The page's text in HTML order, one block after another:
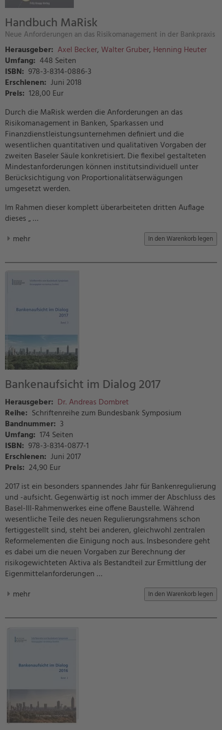
Handbuch MaRisk
Neue Anforderungen an das Risikomanagement in der Bankpraxis
Herausgeber: Axel Becker, Walter Gruber, Henning Heuter
Umfang: 448 Seiten
ISBN: 978-3-8314-0886-3
Erschienen: Juni 2018
Preis: 128,00 Eur
Durch die MaRisk werden die Anforderungen an das
Risikomanagement in Banken, Sparkassen und
Finanzdienstleistungsunternehmen definiert und die
wesentlichen quantitativen und qualitativen Vorgaben der
zweiten Baseler Säule konkretisiert. Die flexibel gestalteten
Mindestanforderungen können institutsindividuell unter
Berücksichtigung von Proportionalitätserwägungen
umgesetzt werden.
Im Rahmen dieser komplett überarbeiteten dritten Auflage
dieses „ …
mehr
Bankenaufsicht im Dialog 2017
Herausgeber: Dr. Andreas Dombret
Reihe: Schriftenreihe zum Bundesbank Symposium
Bandnummer: 3
Umfang: 174 Seiten
ISBN: 978-3-8314-0877-1
Erschienen: Juni 2017
Preis: 24,90 Eur
2017 ist ein besonders spannendes Jahr für Bankenregulierung
und -aufsicht. Gegenwärtig ist noch immer der Abschluss des
Basel-III-Rahmenwerkes eine offene Baustelle. Während
wesentliche Teile des neuen Regulierungsrahmens schon
fertiggestellt sind, steht bei anderen, gleichwohl zentralen
Reformelementen die Einigung noch aus. Insbesondere geht
es dabei um die neuen Vorgaben zur Berechnung der
risikogewichteten Aktiva als Bestandteil zur Ermittlung der
Eigenmittelanforderungen …
mehr